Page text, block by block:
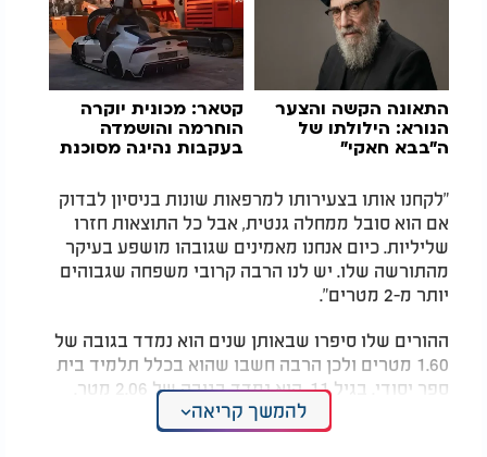
התאונה הקשה והצער
הנורא: הילולתו של
ה"בבא חאקי"
קטאר: מכונית יוקרה
הוחרמה והושמדה
בעקבות נהיגה מסוכנת
"לקחנו אותו בצעירותו למרפאות שונות בניסיון לבדוק
אם הוא סובל ממחלה גנטית, אבל כל התוצאות חזרו
שליליות. כיום אנחנו מאמינים שגובהו מושפע בעיקר
מהתורשה שלו. יש לנו הרבה קרובי משפחה שגבוהים
יותר מ-2 מטרים".
ההורים שלו סיפרו שבאותן שנים הוא נמדד בגובה של
1.60 מטרים ולכן הרבה חשבו שהוא בכלל תלמיד בית
ספר יסודי. בגיל 11, הוא נמדד בגובה של 2.06 מטר.
קיו מוכר בתור "יאו מינג הקטן" (על שם שחקן ה-
להמשך קריאה